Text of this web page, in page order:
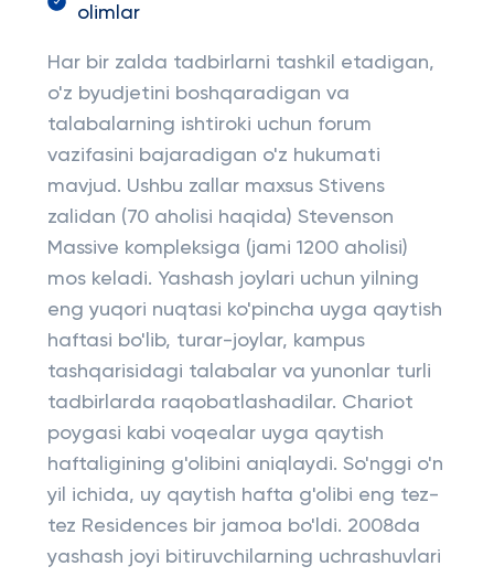
olimlar
Har bir zalda tadbirlarni tashkil etadigan,
o'z byudjetini boshqaradigan va
talabalarning ishtiroki uchun forum
vazifasini bajaradigan o'z hukumati
mavjud. Ushbu zallar maxsus Stivens
zalidan (70 aholisi haqida) Stevenson
Massive kompleksiga (jami 1200 aholisi)
mos keladi. Yashash joylari uchun yilning
eng yuqori nuqtasi ko'pincha uyga qaytish
haftasi bo'lib, turar-joylar, kampus
tashqarisidagi talabalar va yunonlar turli
tadbirlarda raqobatlashadilar. Chariot
poygasi kabi voqealar uyga qaytish
haftaligining g'olibini aniqlaydi. So'nggi o'n
yil ichida, uy qaytish hafta g'olibi eng tez-
tez Residences bir jamoa bo'ldi. 2008da
yashash joyi bitiruvchilarning uchrashuvlari